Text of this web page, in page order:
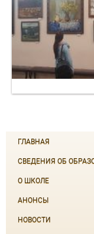
ГЛАВНАЯ
СВЕДЕНИЯ ОБ
О ШКОЛЕ
АНОНСЫ
НОВОСТИ